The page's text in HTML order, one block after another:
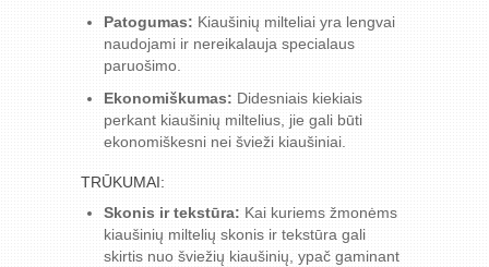
Patogumas: Kiaušinių milteliai yra lengvai
naudojami ir nereikalauja specialaus
paruošimo.
Ekonomiškumas: Didesniais kiekiais
perkant kiaušinių miltelius, jie gali būti
ekonomiškesni nei švieži kiaušiniai.
TRŪKUMAI:
Skonis ir tekstūra: Kai kuriems žmonėms
kiaušinių miltelių skonis ir tekstūra gali
skirtis nuo šviežių kiaušinių, ypač gaminant